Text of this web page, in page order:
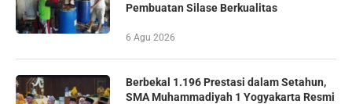
Pembuatan Silase Berkualitas
6 Agu 2026
Berbekal 1.196 Prestasi dalam Setahun,
SMA Muhammadiyah 1 Yogyakarta Resmi